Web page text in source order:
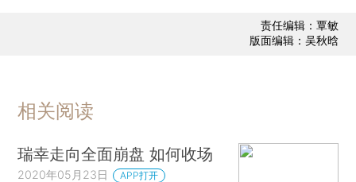
责任编辑：覃敏
版面编辑：吴秋晗
相关阅读
瑞幸走向全面崩盘 如何收场
2020年05月23日 APP打开